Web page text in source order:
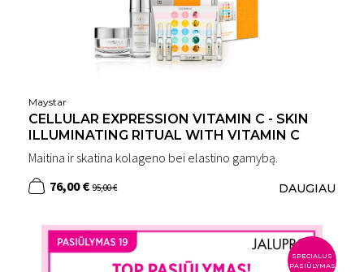
Maystar
CELLULAR EXPRESSION VITAMIN C - SKIN
ILLUMINATING RITUAL WITH VITAMIN C
Maitina ir skatina kolageno bei elastino gamybą.
76,00 € 95,00 € DAUGIAU
SPECIALUS
PASIŪLYMAS